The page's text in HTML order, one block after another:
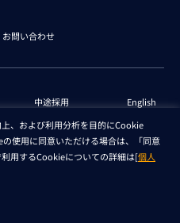
お問い合わせ
中途採用 English
セキュリティ基本方針
All Rights Reserved.
、および利用分析を目的にCookie
の使用に同意いただける場合は、「同意
用するCookieについての詳細は[個人